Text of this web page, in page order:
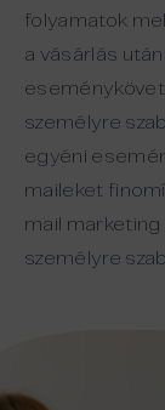
folyamatok
a vásárlás
személyre
egyéni
maileket
mail marketing
személyre